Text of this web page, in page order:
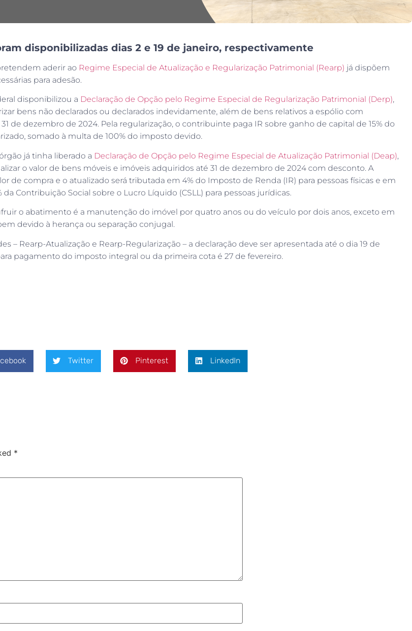
disponibilizadas dias 2 e 19 de janeiro, respectivamente
aderir ao Regime Especial de Atualização e Regularização Patrimonial (Rearp) já dispõem
para adesão.
disponibilizou a Declaração de Opção pelo Regime Especial de Regularização Patrimonial (Derp),
bens não declarados ou declarados indevidamente, além de bens relativos a espólio com
de dezembro de 2024. Pela regularização, o contribuinte paga IR sobre ganho de capital de 15% do
somado à multa de 100% do imposto devido.
já tinha liberado a Declaração de Opção pelo Regime Especial de Atualização Patrimonial (Deap),
o valor de bens móveis e imóveis adquiridos até 31 de dezembro de 2024 com desconto. A
de compra e o atualizado será tributada em 4% do Imposto de Renda (IR) para pessoas físicas e em
da Contribuição Social sobre o Lucro Líquido (CSLL) para pessoas jurídicas.
o abatimento é a manutenção do imóvel por quatro anos ou do veículo por dois anos, exceto em
devido à herança ou separação conjugal.
– Rearp-Atualização e Rearp-Regularização – a declaração deve ser apresentada até o dia 19 de
pagamento do imposto integral ou da primeira cota é 27 de fevereiro.
Twitter Pinterest LinkedIn
*